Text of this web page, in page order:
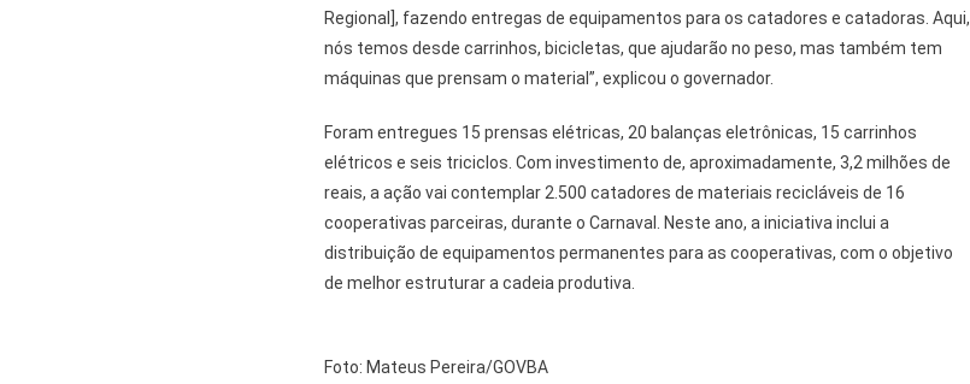
Regional], fazendo entregas de equipamentos para os catadores e catadoras. Aqui,
nós temos desde carrinhos, bicicletas, que ajudarão no peso, mas também tem
máquinas que prensam o material”, explicou o governador.
Foram entregues 15 prensas elétricas, 20 balanças eletrônicas, 15 carrinhos
elétricos e seis triciclos. Com investimento de, aproximadamente, 3,2 milhões de
reais, a ação vai contemplar 2.500 catadores de materiais recicláveis de 16
cooperativas parceiras, durante o Carnaval. Neste ano, a iniciativa inclui a
distribuição de equipamentos permanentes para as cooperativas, com o objetivo
de melhor estruturar a cadeia produtiva.
Foto: Mateus Pereira/GOVBA